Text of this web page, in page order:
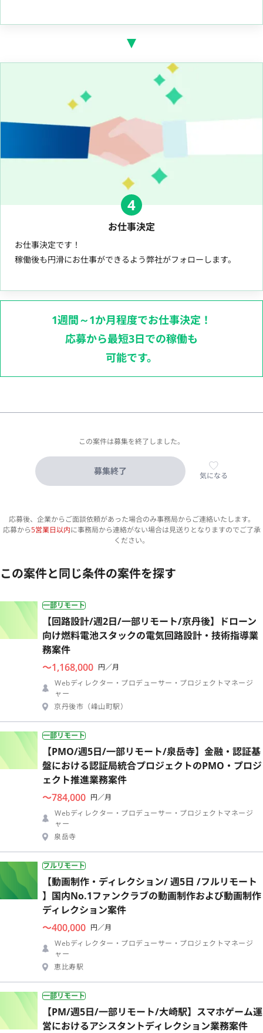
4
お仕事決定
お仕事決定です！
稼働後も円滑にお仕事ができるよう弊社がフォローします。
1週間～1か月程度でお仕事決定！
応募から最短3日での稼働も
可能です。
この案件は募集を終了しました。
募集終了 気になる
応募後、企業からご面談依頼があった場合のみ事務局からご連絡いたします。
応募から5営業日以内に事務局から連絡がない場合は見送りとなりますのでご了承
ください。
この案件と同じ条件の案件を探す
一部リモート
【回路設計/週2日/一部リモート/京丹後】ドローン
向け燃料電池スタックの電気回路設計・技術指導業
務案件
〜1,168,000 円／月
Webディレクター・プロデューサー・プロジェクトマネージ
ャー
京丹後市（峰山町駅）
一部リモート
【PMO/週5日/一部リモート/泉岳寺】金融・認証基
盤における認証局統合プロジェクトのPMO・プロジ
ェクト推進業務案件
〜784,000 円／月
Webディレクター・プロデューサー・プロジェクトマネージ
ャー
泉岳寺
フルリモート
【動画制作・ディレクション/ 週5日 /フルリモート
】国内No.1ファンクラブの動画制作および動画制作
ディレクション案件
〜400,000 円／月
Webディレクター・プロデューサー・プロジェクトマネージ
ャー
恵比寿駅
一部リモート
【PM/週5日/一部リモート/大崎駅】スマホゲーム運
営におけるアシスタントディレクション業務案件